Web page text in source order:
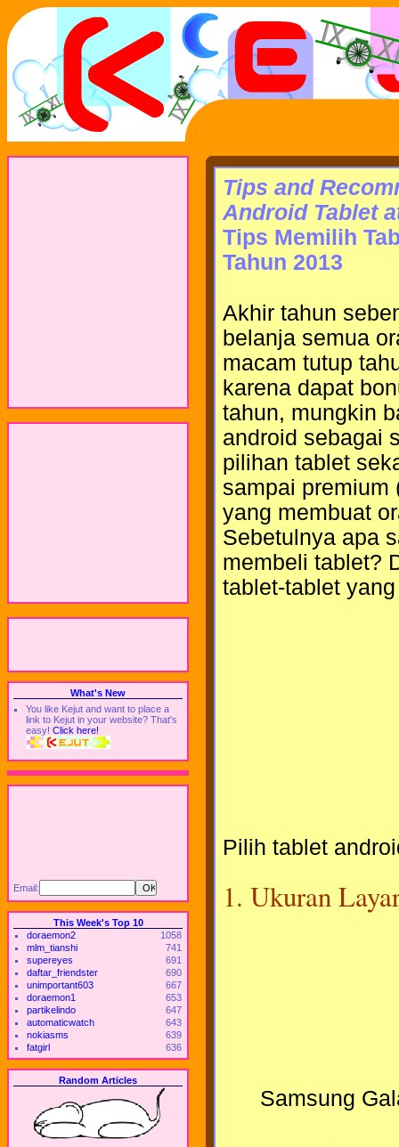
What's New
You like Kejut and want to place a
link to Kejut in your website? That's
easy! Click here!
Email:
This Week's Top 10
doraemon2
1058
mlm_tianshi
741
supereyes
691
daftar_friendster
690
unimportant603
667
doraemon1
653
partikelindo
647
automaticwatch
643
nokiasms
639
fatgirl
636
Random Articles
Tips and
Android Tablet
Tips Memilih
Tahun 2013
Akhir tahun
belanja semua
macam tutup
karena dapat
tahun, mungkin
android sebagai
pilihan tablet
sampai premium
yang membuat
Sebetulnya apa
membeli tablet?
tablet-tablet
Pilih tablet
1. Ukuran
Samsung